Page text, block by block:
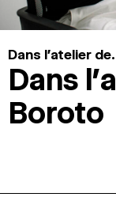
Dans l'atelier
Dans
Boroto